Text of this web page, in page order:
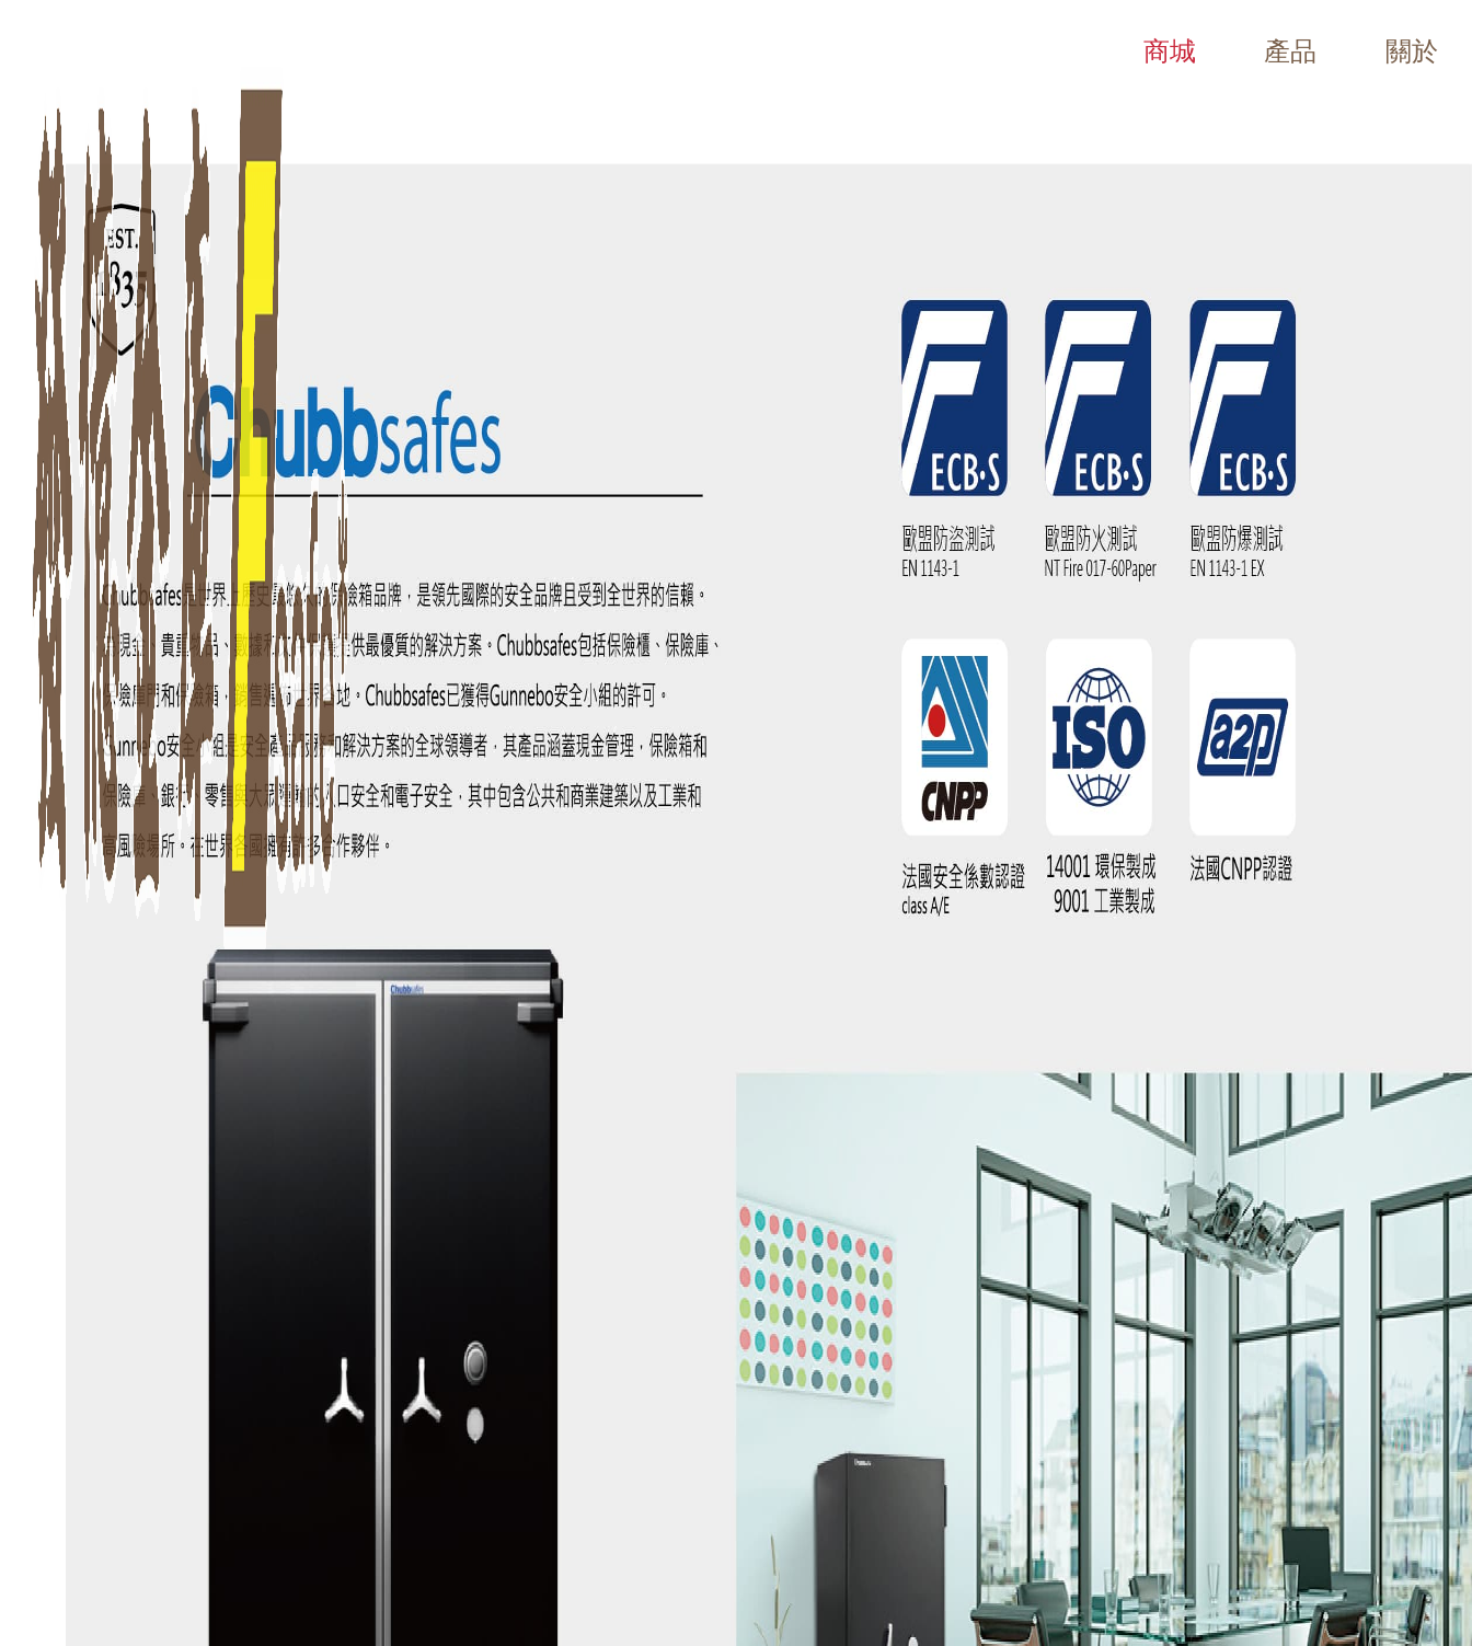
發億金庫（仁浦科技）自 1984 年創立，為台灣擁有 40 多年經驗的保險箱專賣店。 代理日本 Eagle、Diplomat、LuCell，英國 Chubb Safes（Viper、Trident、Resolute、Europa、Fortis、
關於
產品
商城
英國集寶 Chubb Safes Trident 頂級防盜金庫，EN 1143-1 高等級認證，三重防護櫃身，珠寶銀樓與金融機構指定機型。 發億金庫 40 年保險箱專賣，全台五間門市（台北・竹北・台中・台南・高雄）皆有展示，提供到